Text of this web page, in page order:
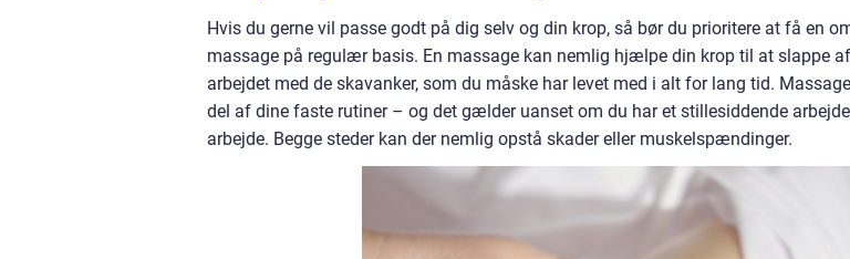
Hvis du gerne vil passe godt på dig selv og din krop, så bør du prioritere at få en
massage på regulær basis. En massage kan nemlig hjælpe din krop til at slappe
arbejdet med de skavanker, som du måske har levet med i alt for lang tid.
del af dine faste rutiner – og det gælder uanset om du har et stillesiddende
arbejde. Begge steder kan der nemlig opstå skader eller muskelspændinger.